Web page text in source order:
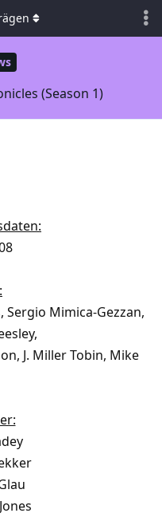
(Season 1)
Sergio Mimica-Gezzan,
J. Miller Tobin, Mike